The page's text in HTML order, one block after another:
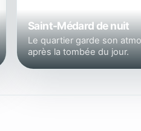
Saint-Médard de nuit
Le quartier garde son
après la tombée du jour.